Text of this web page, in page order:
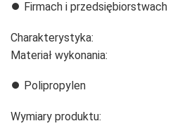
⏺️ Firmach i przedsiębiorstwach
Charakterystyka:
Materiał wykonania:
⏺️ Polipropylen
Wymiary produktu: